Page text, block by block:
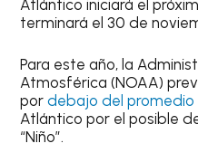
Atlántico iniciará el
terminará el 30 de
Para este año, la
Atmosférica (NOAA)
pordebajo del promedio
Atlántico por el posible
“Niño”.